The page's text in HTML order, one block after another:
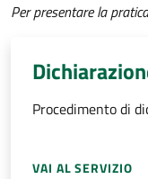
Per presentare la
Procedimento di
VAI AL SERVIZIO